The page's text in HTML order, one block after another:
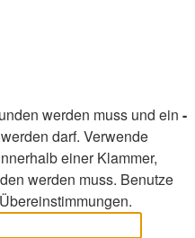
werden muss und ein -
darf. Verwende
einer Klammer,
werden muss. Benutze